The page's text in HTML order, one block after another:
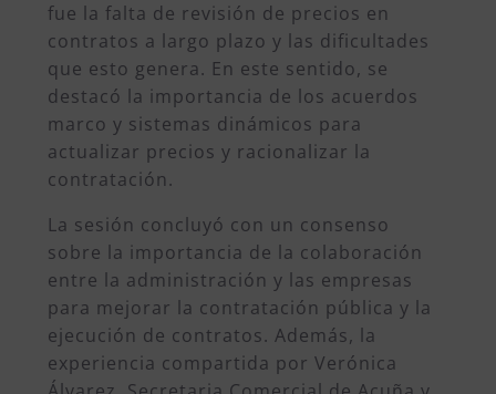
fue la falta de revisión de precios en
contratos a largo plazo y las dificultades
que esto genera. En este sentido, se
destacó la importancia de los acuerdos
marco y sistemas dinámicos para
actualizar precios y racionalizar la
contratación.
La sesión concluyó con un consenso
sobre la importancia de la colaboración
entre la administración y las empresas
para mejorar la contratación pública y la
ejecución de contratos. Además, la
experiencia compartida por Verónica